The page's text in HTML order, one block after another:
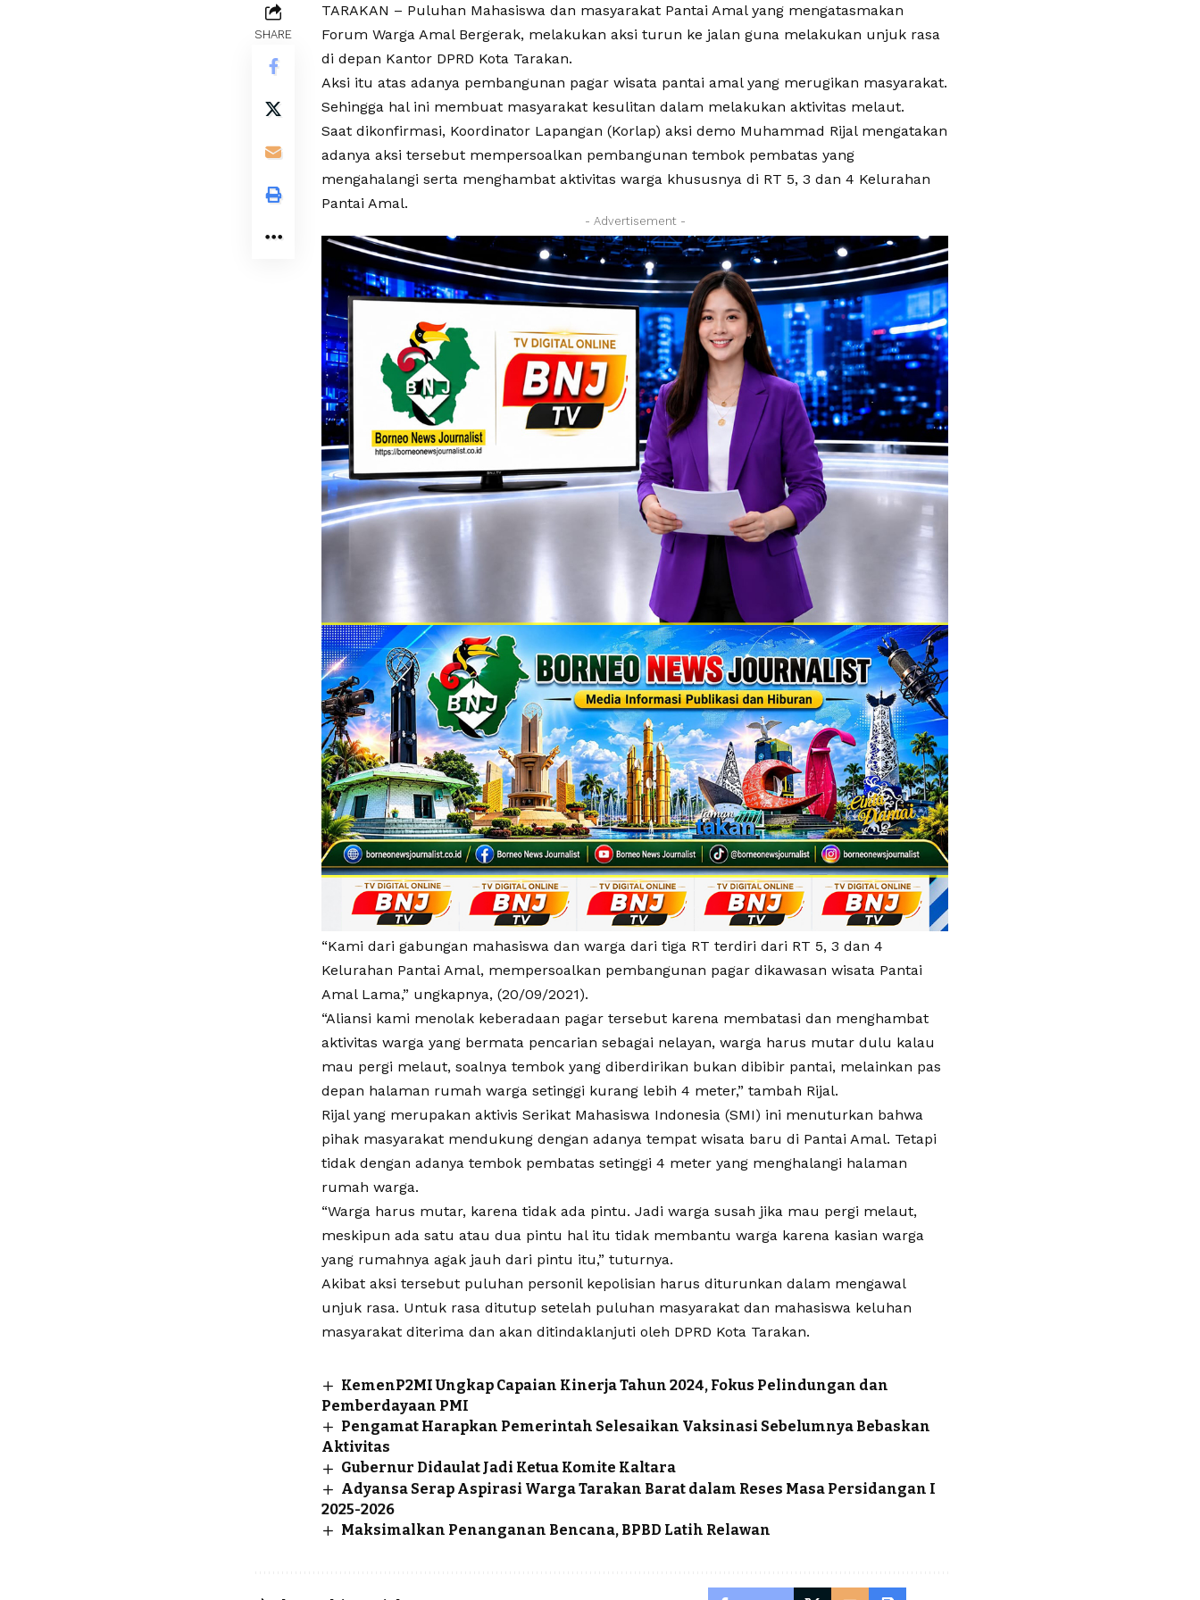
SHARE
TARAKAN – Puluhan Mahasiswa dan masyarakat Pantai Amal yang mengatasmakan
Forum Warga Amal Bergerak, melakukan aksi turun ke jalan guna melakukan unjuk rasa
di depan Kantor DPRD Kota Tarakan.
Aksi itu atas adanya pembangunan pagar wisata pantai amal yang merugikan masyarakat.
Sehingga hal ini membuat masyarakat kesulitan dalam melakukan aktivitas melaut.
Saat dikonfirmasi, Koordinator Lapangan (Korlap) aksi demo Muhammad Rijal mengatakan
adanya aksi tersebut mempersoalkan pembangunan tembok pembatas yang
mengahalangi serta menghambat aktivitas warga khususnya di RT 5, 3 dan 4 Kelurahan
Pantai Amal.
- Advertisement -
“Kami dari gabungan mahasiswa dan warga dari tiga RT terdiri dari RT 5, 3 dan 4
Kelurahan Pantai Amal, mempersoalkan pembangunan pagar dikawasan wisata Pantai
Amal Lama,” ungkapnya, (20/09/2021).
“Aliansi kami menolak keberadaan pagar tersebut karena membatasi dan menghambat
aktivitas warga yang bermata pencarian sebagai nelayan, warga harus mutar dulu kalau
mau pergi melaut, soalnya tembok yang diberdirikan bukan dibibir pantai, melainkan pas
depan halaman rumah warga setinggi kurang lebih 4 meter,” tambah Rijal.
Rijal yang merupakan aktivis Serikat Mahasiswa Indonesia (SMI) ini menuturkan bahwa
pihak masyarakat mendukung dengan adanya tempat wisata baru di Pantai Amal. Tetapi
tidak dengan adanya tembok pembatas setinggi 4 meter yang menghalangi halaman
rumah warga.
“Warga harus mutar, karena tidak ada pintu. Jadi warga susah jika mau pergi melaut,
meskipun ada satu atau dua pintu hal itu tidak membantu warga karena kasian warga
yang rumahnya agak jauh dari pintu itu,” tuturnya.
Akibat aksi tersebut puluhan personil kepolisian harus diturunkan dalam mengawal
unjuk rasa. Untuk rasa ditutup setelah puluhan masyarakat dan mahasiswa keluhan
masyarakat diterima dan akan ditindaklanjuti oleh DPRD Kota Tarakan.
KemenP2MI Ungkap Capaian Kinerja Tahun 2024, Fokus Pelindungan dan
Pemberdayaan PMI
Pengamat Harapkan Pemerintah Selesaikan Vaksinasi Sebelumnya Bebaskan
Aktivitas
Gubernur Didaulat Jadi Ketua Komite Kaltara
Adyansa Serap Aspirasi Warga Tarakan Barat dalam Reses Masa Persidangan I
2025-2026
Maksimalkan Penanganan Bencana, BPBD Latih Relawan